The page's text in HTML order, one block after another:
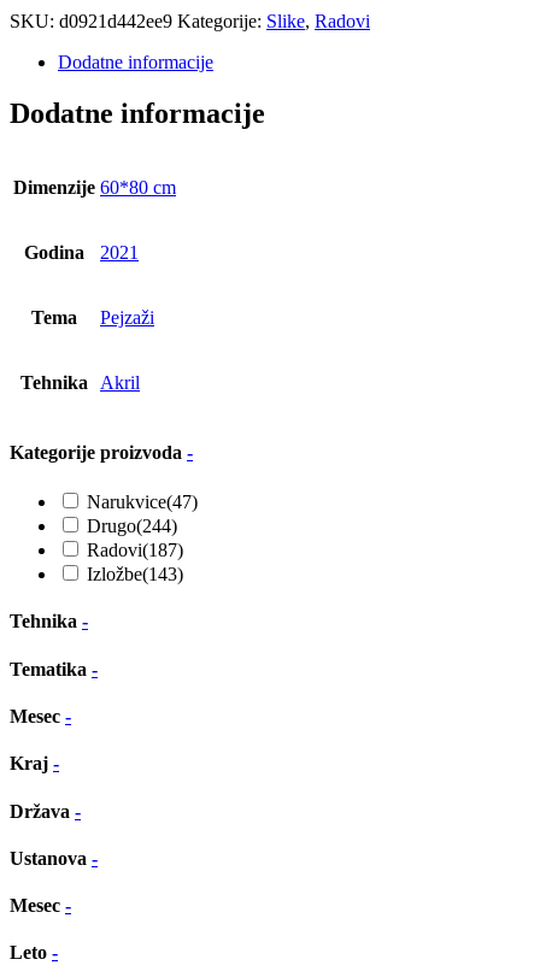
SKU: d0921d442ee9 Kategorije: Slike, Radovi
Dodatne informacije
Dodatne informacije
Dimenzije 60*80 cm
Godina 2021
Tema Pejzaži
Tehnika Akril
Kategorije proizvoda -
Narukvice(47)
Drugo(244)
Radovi(187)
Izložbe(143)
Tehnika -
Tematika -
Mesec -
Kraj -
Država -
Ustanova -
Mesec -
Leto -